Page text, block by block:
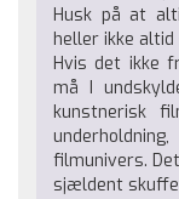
Husk på at
heller ikke
Hvis det ikke
må I
kunstnerisk
filmunivers.
sjældent